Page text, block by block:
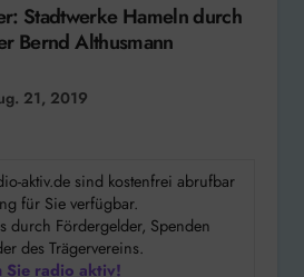
Stadtwerke Hameln durch
Bernd Althusmann
21, 2019
aktiv.de sind kostenfrei abrufbar
für Sie verfügbar.
durch Fördergelder, Spenden
des Trägervereins.
Sie radio aktiv!